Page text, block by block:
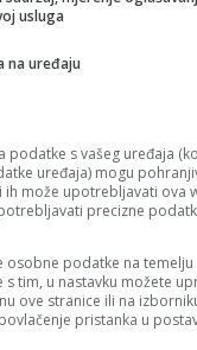
organizacije
skupo bez obzira na
garde
usluga
na uređaju
s vašeg uređaja
uređaja) mogu
može upotrebljavati ova
precizne
osobne podatke na temelju
tim, u nastavku možete
ove stranice ili na
pristanka u